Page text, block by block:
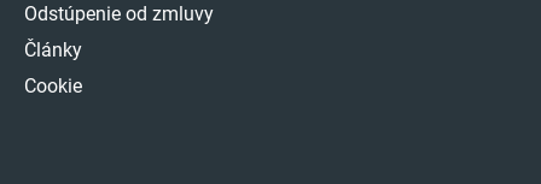
Odstúpenie od zmluvy
Články
Cookie